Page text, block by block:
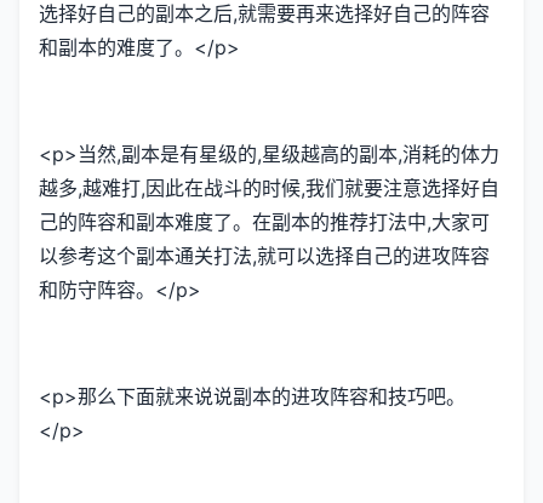
选择好自己的副本之后,就需要再来选择好自己的阵容
和副本的难度了。</p>
<p>当然,副本是有星级的,星级越高的副本,消耗的体力
越多,越难打,因此在战斗的时候,我们就要注意选择好自
己的阵容和副本难度了。在副本的推荐打法中,大家可
以参考这个副本通关打法,就可以选择自己的进攻阵容
和防守阵容。</p>
<p>那么下面就来说说副本的进攻阵容和技巧吧。
</p>